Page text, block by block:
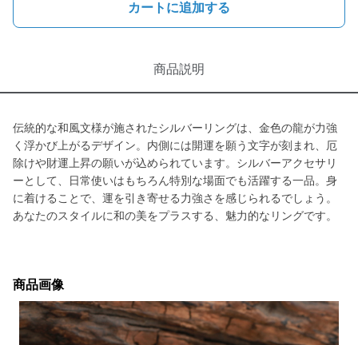
カートに追加する
商品説明
伝統的な和風文様が施されたシルバーリングは、金色の龍が力強
く浮かび上がるデザイン。内側には開運を願う文字が刻まれ、厄
除けや財運上昇の願いが込められています。シルバーアクセサリ
ーとして、日常使いはもちろん特別な場面でも活躍する一品。身
に着けることで、運を引き寄せる力強さを感じられるでしょう。
あなたのスタイルに和の美をプラスする、魅力的なリングです。
商品画像